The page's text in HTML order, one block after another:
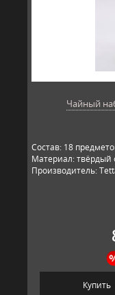
Чайный
Состав: 18
Материал: твёрдый
Производитель:
Купить